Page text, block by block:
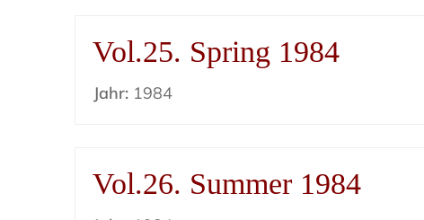
Vol.25. Spring 1984
Jahr: 1984
Vol.26. Summer 1984